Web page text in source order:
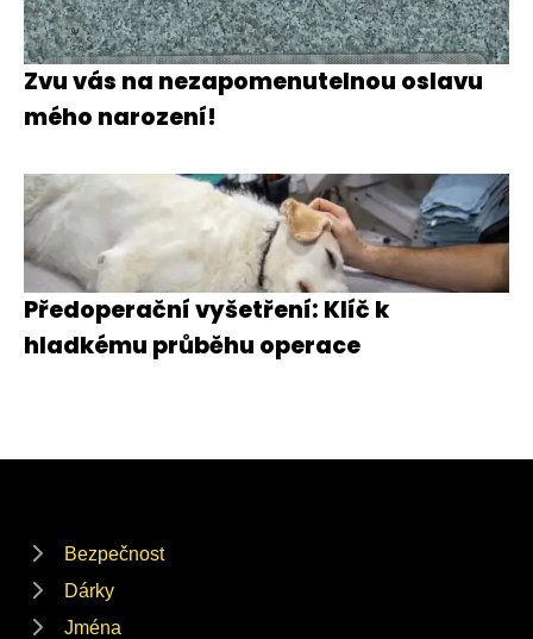
Zvu vás na nezapomenutelnou oslavu
mého narození!
Předoperační vyšetření: Klíč k
hladkému průběhu operace
Bezpečnost
Dárky
Jména